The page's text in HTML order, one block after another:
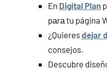
En Digital Plan
pаrа tu página
¿Quieresdejar
consejos.
Descubre